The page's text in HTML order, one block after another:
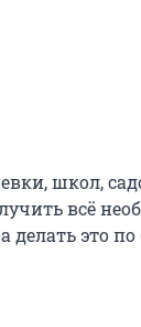
школ,
всё
делать это